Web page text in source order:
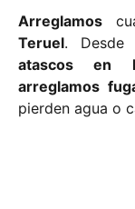
Arreglamos
Teruel. Desde
atascos en
arreglamos
pierden agua o